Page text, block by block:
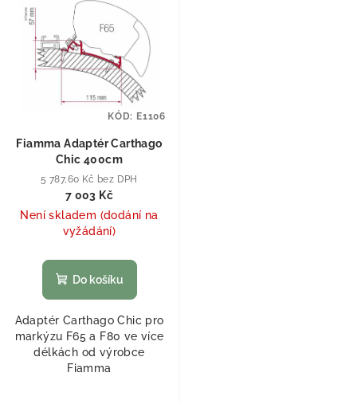
Fiamma Adaptér Carthago
Chic 400cm
5 787,60 Kč bez DPH
7 003 Kč
Není skladem (dodání na
vyžádání)
Do košíku
Adaptér Carthago Chic pro
markýzu F65 a F80 ve více
délkách od výrobce
Fiamma
KÓD: E1106